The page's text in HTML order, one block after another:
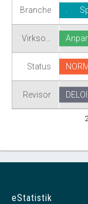
Branche
Virkso…
Status
Revisor
.
eStatistik